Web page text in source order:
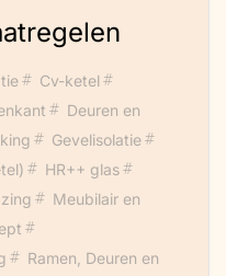
Platte daken
Cv-ketel
Deuren en
Gevelisolatie
HR++ glas
Meubilair en
Ramen, Deuren en